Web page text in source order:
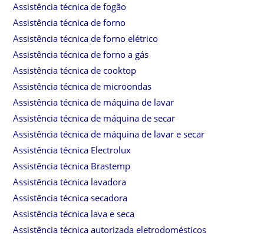
Assistência técnica de fogão
Assistência técnica de forno
Assistência técnica de forno elétrico
Assistência técnica de forno a gás
Assistência técnica de cooktop
Assistência técnica de microondas
Assistência técnica de máquina de lavar
Assistência técnica de máquina de secar
Assistência técnica de máquina de lavar e secar
Assistência técnica Electrolux
Assistência técnica Brastemp
Assistência técnica lavadora
Assistência técnica secadora
Assistência técnica lava e seca
Assistência técnica autorizada eletrodomésticos